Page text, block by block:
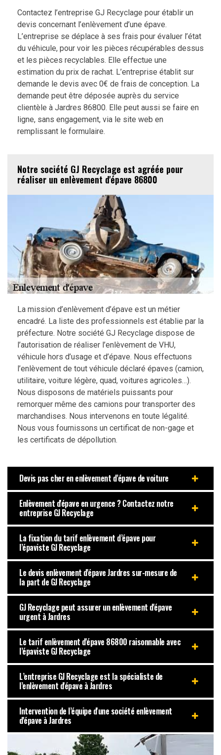
Contactez l’entreprise GJ Recyclage pour établir un
devis concernant l’enlèvement d’une épave.
L’entreprise se déplace à ses frais pour évaluer l’état
du véhicule, pour voir les pièces récupérables dessus
et les pièces recyclables. Elle effectue une
estimation du prix de rachat. L’entreprise établit sur
demande le devis avec 0€ de frais de conception. La
demande peut être déposée auprès du service
clientèle à Jardres 86800. Elle peut aussi se faire en
ligne, sans engagement, via le site web en
remplissant le formulaire.
Notre société GJ Recyclage est agréée pour
réaliser un enlèvement d'épave 86800
La mission d’enlèvement d’épave est un métier
encadré. La liste des professionnels est établie par la
préfecture. Notre société GJ Recyclage dispose de
l’autorisation de réaliser l’enlèvement de VHU,
véhicule hors d’usage et d’épave. Nous effectuons
l’enlèvement de tout véhicule déclaré épaves (camion,
utilitaire, voiture légère, quad, voitures agricoles…).
Nous disposons de matériels puissants pour
remorquer même des camions pour transporter des
marchandises. Nous intervenons en toute légalité.
Nous vous fournissons un certificat de non-gage et
les certificats de dépollution.
Devis pas cher en enlèvement d’épave de voiture
Enlèvement d'épave en urgence ? Contactez notre
entreprise GJ Recyclage
La fixation du tarif enlèvement d’épave pour
l’épaviste GJ Recyclage
Le devis enlèvement d'épave Jardres sur-mesure de
la part de GJ Recyclage
GJ Recyclage peut assurer un enlèvement d'épave
urgent à Jardres
Le tarif enlèvement d'épave 86800 raisonnable avec
l’épaviste GJ Recyclage
L’entreprise GJ Recyclage est la spécialiste de
l’enlèvement d'épave à Jardres
Intervention de l’équipe d'une société enlèvement
d'épave à Jardres